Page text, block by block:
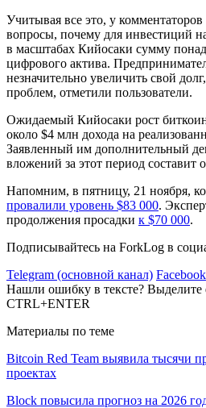
Учитывая все это, у
вопросы, почему для инвестиций
в масштабах Кийосаки сумму
цифрового актива.
незначительно увеличить свой
проблем, отметили пользователи.
Ожидаемый Кийосаки рост
около $4 млн дохода на
Заявленный им дополнительный
вложений за этот период составит
Напомним, в пятницу, 21 ноября,
провалили уровень $83 000.
продолжения просадки к $70 000.
Подписывайтесь на ForkLog в
Telegram (основной канал) Facebook
Нашли ошибку в тексте? Выделите
CTRL+ENTER
Материалы по теме
Bitcoin Red Team выявила тысячи
проектах
Block повысила прогноз на 2026